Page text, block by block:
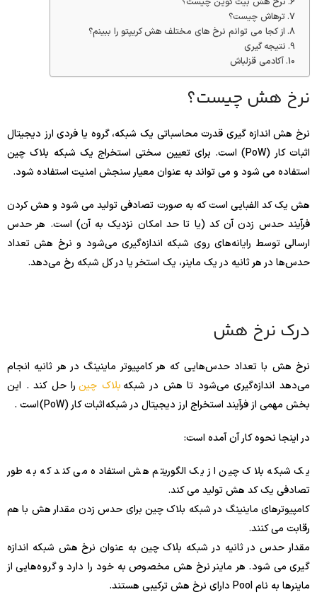
ترهاش چیست؟
از کجا می توانم نرخ های مختلف هش کریپتو را ببینم؟
نتیجه گیری
آکادمی قزلباش
نرخ هش چیست؟
نرخ هش اندازه گیری قدرت محاسباتی یک شبکه، گروه یا فردی ارز دیجیتال
اثبات کار (PoW) است. برای تعیین سختی استخراج یک شبکه بلاک چین
استفاده می شود و می تواند به عنوان معیار سنجش امنیت استفاده شود.
هش یک کد الفبایی است که به صورت تصادفی تولید می شود و هش کردن
فرآیند حدس زدن آن کد (یا تا حد امکان نزدیک به آن) است. هر حدس
ارسالی توسط رایانه‌های روی شبکه اندازه‌گیری می‌شود و نرخ هش تعداد
حدس‌ها در هر ثانیه در یک ماینر، یک استخر یا در کل شبکه رخ می‌دهد.
درک نرخ هش
نرخ هش با تعداد حدس‌هایی که هر کامپیوتر ماینینگ در هر ثانیه انجام
می‌دهد اندازه‌گیری می‌شود تا هش در شبکه بلاک چینرا حل کند . این
بخش مهمی از فرآیند استخراج ارز دیجیتال در شبکه اثبات کار (PoW) است .
در اینجا نحوه کار آن آمده است:
یک شبکه بلاک چین از یک الگوریتم هش استفاده می کند که به طور
تصادفی یک کد هش تولید می کند.
کامپیوترهای ماینینگ در شبکه بلاک چین برای حدس زدن مقدار هش با هم
رقابت می کنند.
مقدار حدس در ثانیه در شبکه بلاک چین به عنوان نرخ هش شبکه اندازه
گیری می شود. هر ماینر نرخ هش مخصوص به خود را دارد و گروه‌هایی از
ماینرها به نام Pool دارای نرخ هش ترکیبی هستند.